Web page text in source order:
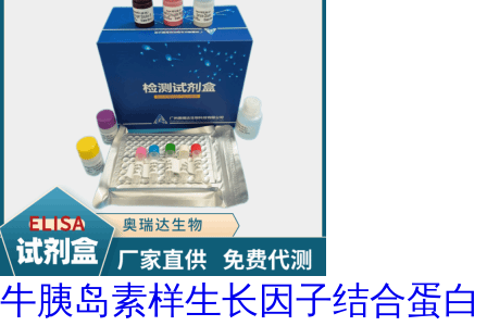
牛胰岛素样生长因子结合蛋白